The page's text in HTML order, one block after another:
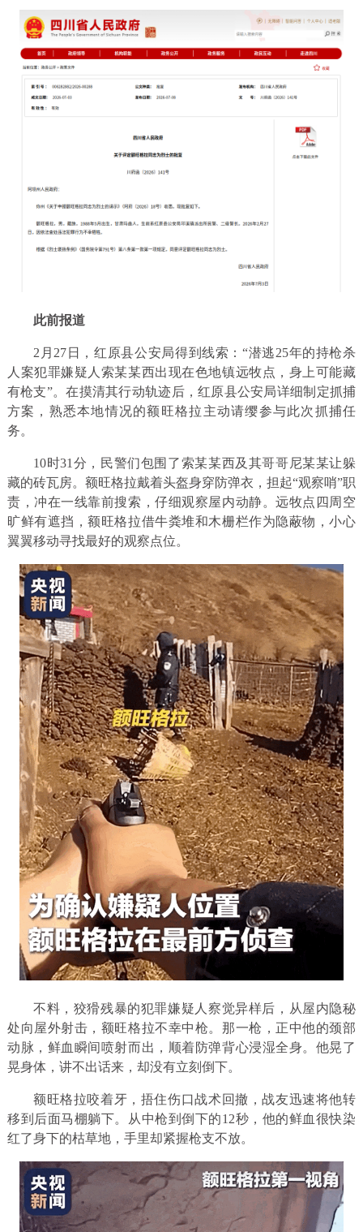
此前报道
2月27日，红原县公安局得到线索：“潜逃25年的持枪杀
人案犯罪嫌疑人索某某西出现在色地镇远牧点，身上可能藏
有枪支”。在摸清其行动轨迹后，红原县公安局详细制定抓捕
方案，熟悉本地情况的额旺格拉主动请缨参与此次抓捕任
务。
10时31分，民警们包围了索某某西及其哥哥尼某某让躲
藏的砖瓦房。额旺格拉戴着头盔身穿防弹衣，担起“观察哨”职
责，冲在一线靠前搜索，仔细观察屋内动静。远牧点四周空
旷鲜有遮挡，额旺格拉借牛粪堆和木栅栏作为隐蔽物，小心
翼翼移动寻找最好的观察点位。
不料，狡猾残暴的犯罪嫌疑人察觉异样后，从屋内隐秘
处向屋外射击，额旺格拉不幸中枪。那一枪，正中他的颈部
动脉，鲜血瞬间喷射而出，顺着防弹背心浸湿全身。他晃了
晃身体，讲不出话来，却没有立刻倒下。
额旺格拉咬着牙，捂住伤口战术回撤，战友迅速将他转
移到后面马棚躺下。从中枪到倒下的12秒，他的鲜血很快染
红了身下的枯草地，手里却紧握枪支不放。